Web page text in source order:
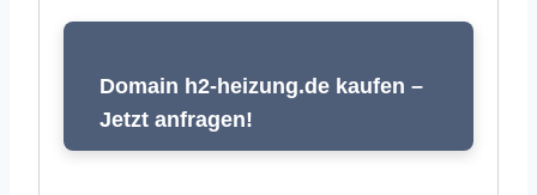
Domain h2-heizung.de kaufen –
Jetzt anfragen!